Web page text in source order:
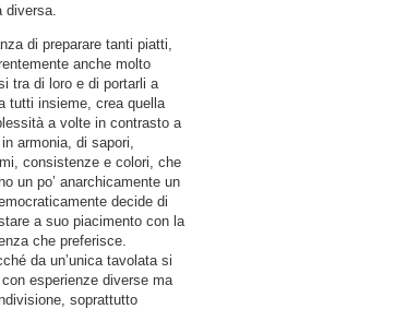
diversa.
di preparare tanti piatti,
anche molto
tra di loro e di portarli a
tutti insieme, crea quella
a volte in contrasto a
armonia, di sapori,
consistenze e colori, che
un po’ anarchicamente un
decide di
a suo piacimento con la
che preferisce.
da un’unica tavolata si
esperienze diverse ma
soprattutto